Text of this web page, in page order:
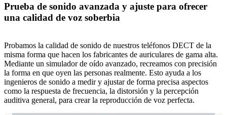
Prueba de sonido avanzada y ajuste para ofrecer
una calidad de voz soberbia
Probamos la calidad de sonido de nuestros teléfonos DECT de la
misma forma que hacen los fabricantes de auriculares de gama alta.
Mediante un simulador de oído avanzado, recreamos con precisión
la forma en que oyen las personas realmente. Esto ayuda a los
ingenieros de sonido a medir y ajustar de forma precisa aspectos
como la respuesta de frecuencia, la distorsión y la percepción
auditiva general, para crear la reproducción de voz perfecta.